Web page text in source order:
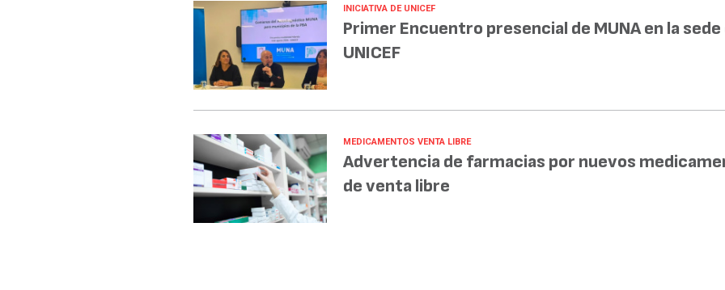
INICIATIVA DE UNICEF
Primer Encuentro presencial de MUNA en la sede
UNICEF
MEDICAMENTOS VENTA LIBRE
Advertencia de farmacias por nuevos
de venta libre